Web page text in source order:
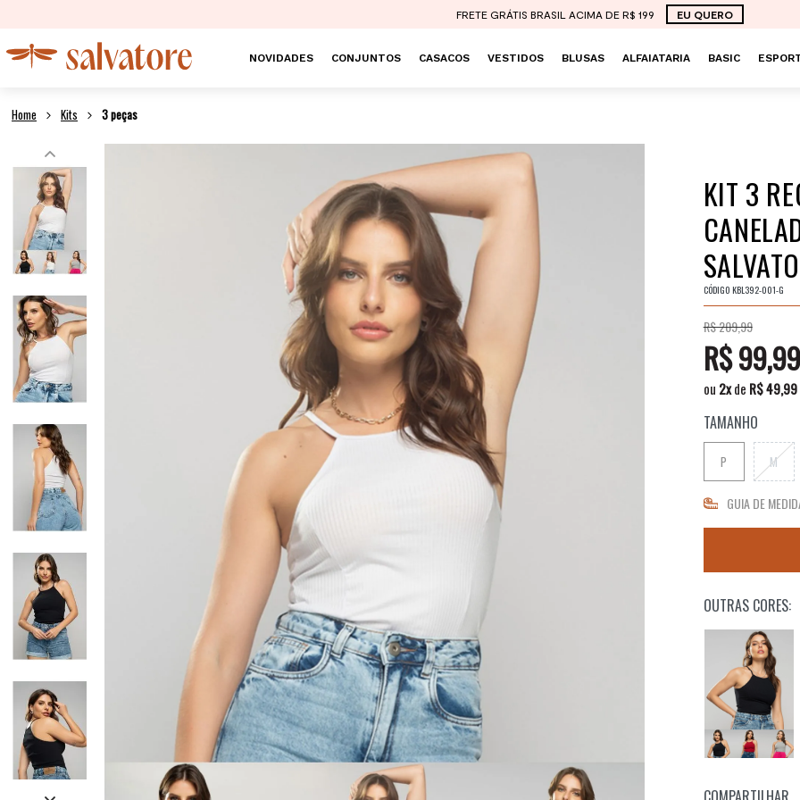
FRETE GRÁTIS BRASIL ACIMA DE R$ 199 EU QUERO
NOVIDADES CONJUNTOS CASACOS VESTIDOS BLUSAS ALFAIATARIA BASIC
Kits 3 peças
KIT 3
CÓDIGO KBL392-001-G
R$ 209,99
R$ 99,99
ou 2xde R$ 49,99
TAMANHO
P M
GUIA DE
OUTRAS CORES: